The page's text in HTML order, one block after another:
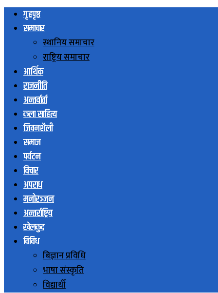
गृहपृष्ठ
समाचार
स्थानिय समाचार
राष्ट्रिय समाचार
आर्थिक
राजनीति
अन्तर्वार्ता
कला साहित्य
जिवनशैली
समाज
पर्यटन
विचार
अपराध
मनोरञ्जन
अन्तर्राष्ट्रिय
खेलकुद
विविध
बिज्ञान प्रविधि
भाषा संस्कृति
विद्यार्थी